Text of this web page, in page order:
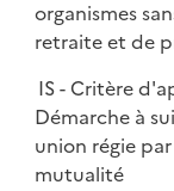
organismes
retraite et de
IS - Critère
Démarche à
union régie
mutualité